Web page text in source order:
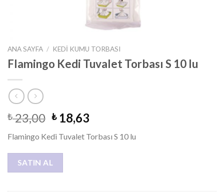
ANA SAYFA / KEDI KUMU TORBASI
Flamingo Kedi Tuvalet Torbası S 10 lu
₺23,00 ₺18,63
Flamingo Kedi Tuvalet Torbası S 10 lu
SATIN AL